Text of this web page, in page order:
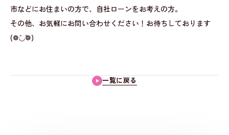
市などにお住まいの方で、自社ローンをお考えの方。
その他、お気軽にお問い合わせください！お待ちしております
(❁´◡`❁)
一覧に戻る